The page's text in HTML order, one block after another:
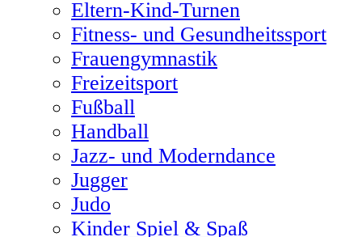
Eltern-Kind-Turnen
Fitness- und Gesundheitssport
Frauengymnastik
Freizeitsport
Fußball
Handball
Jazz- und Moderndance
Jugger
Judo
Kinder Spiel & Spaß